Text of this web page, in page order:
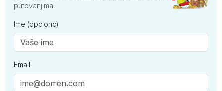
putovanjima.
Ime (opciono)
Email